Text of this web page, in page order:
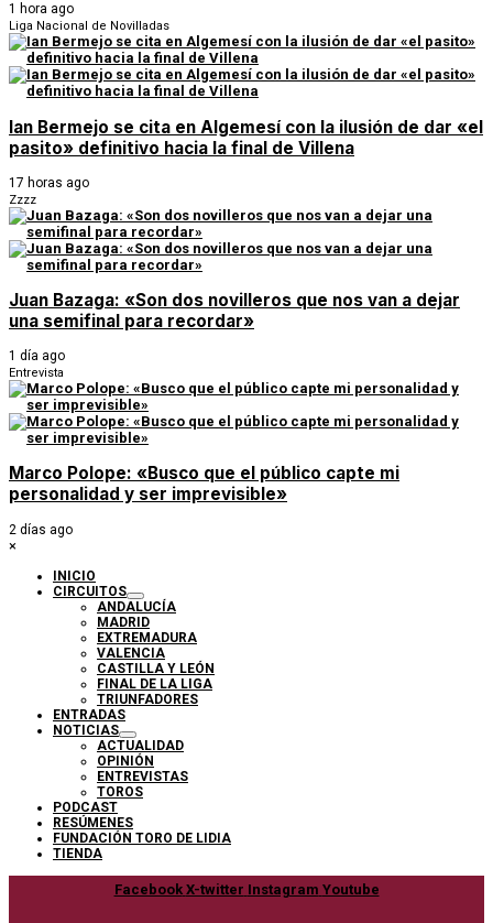
1 hora ago
Liga Nacional de Novilladas
Ian Bermejo se cita en Algemesí con la ilusión de dar «el
pasito» definitivo hacia la final de Villena
17 horas ago
Zzzz
Juan Bazaga: «Son dos novilleros que nos van a dejar
una semifinal para recordar»
1 día ago
Entrevista
Marco Polope: «Busco que el público capte mi
personalidad y ser imprevisible»
2 días ago
×
INICIO
CIRCUITOS
ANDALUCÍA
MADRID
EXTREMADURA
VALENCIA
CASTILLA Y LEÓN
FINAL DE LA LIGA
TRIUNFADORES
ENTRADAS
NOTICIAS
ACTUALIDAD
OPINIÓN
ENTREVISTAS
TOROS
PODCAST
RESÚMENES
FUNDACIÓN TORO DE LIDIA
TIENDA
Facebook X-twitter Instagram Youtube